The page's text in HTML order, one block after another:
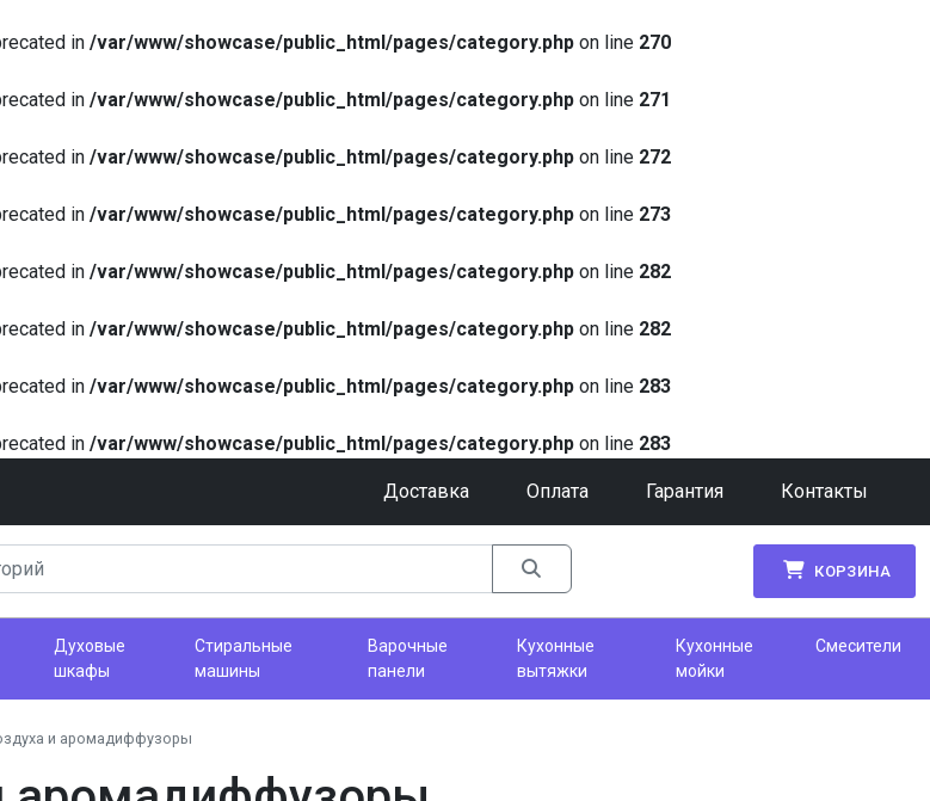
in /var/www/showcase/public_html/pages/category.php on line 270
in /var/www/showcase/public_html/pages/category.php on line 271
in /var/www/showcase/public_html/pages/category.php on line 272
in /var/www/showcase/public_html/pages/category.php on line 273
in /var/www/showcase/public_html/pages/category.php on line 282
in /var/www/showcase/public_html/pages/category.php on line 282
in /var/www/showcase/public_html/pages/category.php on line 283
in /var/www/showcase/public_html/pages/category.php on line 283
Доставка Оплата Гарантия Контакты
КОРЗИНА
Духовые
шкафы
Стиральные
машины
Варочные
панели
Кухонные
вытяжки
Кухонные
мойки
Смесители
и аромадиффузоры